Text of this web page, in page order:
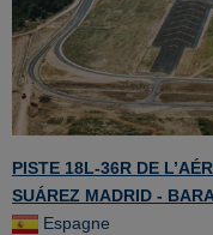
PISTE 18L-36R DE
SUÁREZ MADRID -
Espagne